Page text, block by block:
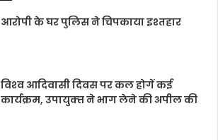
आरोपी के घर पुलिस ने चिपकाया इश्तहार
विश्‍व आदिवासी दिवस पर कल होगें कई
कार्यक्रम, उपायुक्‍त ने भाग लेने की अपील की